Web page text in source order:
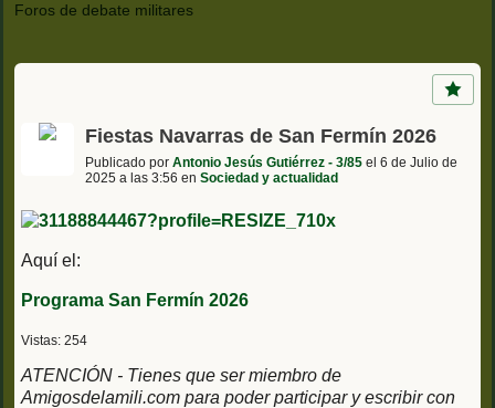
Foros de debate militares
Fiestas Navarras de San Fermín 2026
Publicado por Antonio Jesús Gutiérrez - 3/85 el 6 de Julio de
2025 a las 3:56 en Sociedad y actualidad
Aquí el:
Programa San Fermín 2026
Vistas: 254
ATENCIÓN - Tienes que ser miembro de
Amigosdelamili.com para poder participar y escribir con